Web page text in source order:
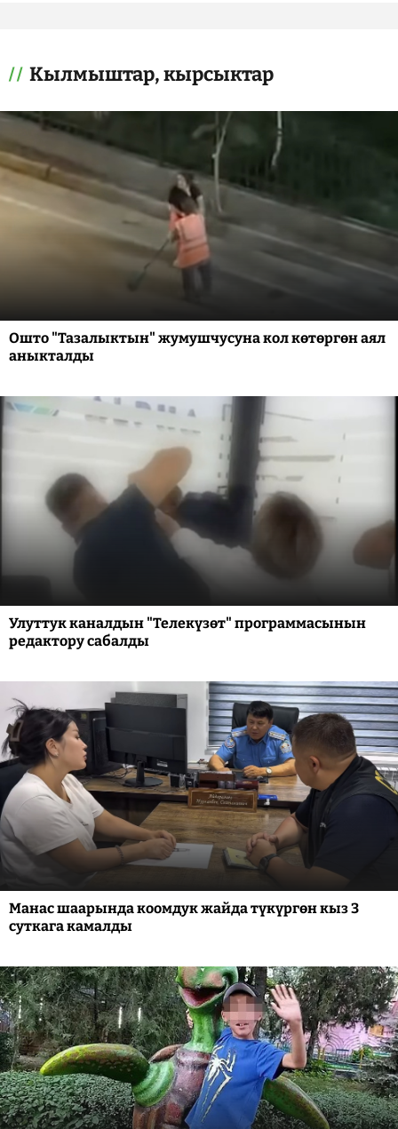
Кылмыштар, кырсыктар
Ошто "Тазалыктын" жумушчусуна кол көтөргөн аял
аныкталды
Улуттук каналдын "Телекүзөт" программасынын
редактору сабалды
Манас шаарында коомдук жайда түкүргөн кыз 3
суткага камалды